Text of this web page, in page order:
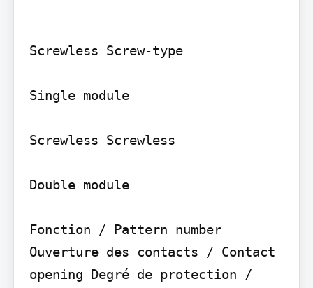
Screwless Screw-type
Single module
Screwless Screwless
Double module
Fonction / Pattern number
Ouverture des contacts / Contact
opening Degré de protection /